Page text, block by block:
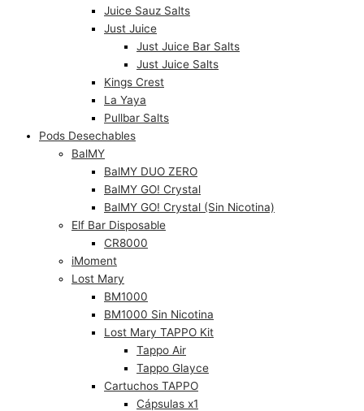
Juice Sauz Salts
Just Juice
Just Juice Bar Salts
Just Juice Salts
Kings Crest
La Yaya
Pullbar Salts
Pods Desechables
BalMY
BalMY DUO ZERO
BalMY GO! Crystal
BalMY GO! Crystal (Sin Nicotina)
Elf Bar Disposable
CR8000
iMoment
Lost Mary
BM1000
BM1000 Sin Nicotina
Lost Mary TAPPO Kit
Tappo Air
Tappo Glayce
Cartuchos TAPPO
Cápsulas x1